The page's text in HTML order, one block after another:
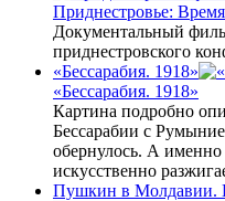
Приднестровье:
Документальный
приднестровского
«Бессарабия. 1918»
«Бессарабия. 1918»
Картина подробно
Бессарабии с
обернулось. А
искусственно
Пушкин в Молдавии.